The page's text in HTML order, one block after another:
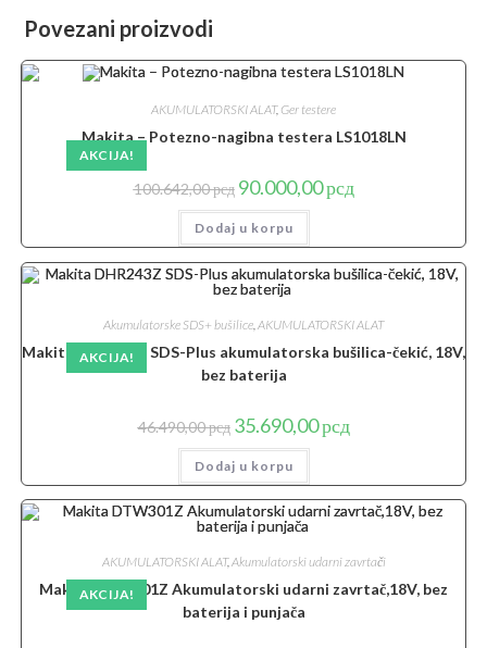
Povezani proizvodi
AKCIJA!
AKUMULATORSKI ALAT, Ger testere
Makita – Potezno-nagibna testera LS1018LN
100.642,00рсд Originalna
cena
je
bila:
100.642,00 рсд.
90.000,00рсдTrenutna
cena
Dodaj u korpu
AKCIJA!
Akumulatorske SDS+ bušilice AKUMULATORSKI ALAT
Makita DHR243Z SDS-Plus akumulatorska bušilica-čekić, 18V,
bez baterija
46.490,00рсд Originalna
cena
je
bila:
46.490,00 рсд.
35.690,00рсдTrenutna
cena
Dodaj u korpu
AKCIJA!
AKUMULATORSKI ALAT,Akumulatorski udarni zavrtači
Makita DTW301Z Akumulatorski udarni zavrtač,18V, bez
baterija i punjača